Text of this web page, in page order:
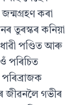
কৰা
তুৰস্কৰ কনিয়া
পণ্ডিত আৰু
পৰিচিত
জীৱনলৈ গভীৰ